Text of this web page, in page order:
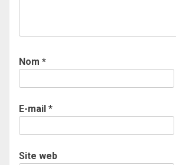
Nom *
E-mail *
Site web